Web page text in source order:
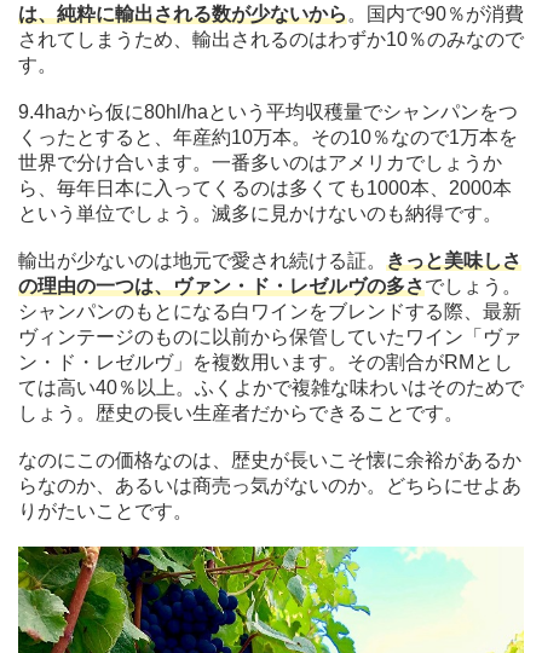
は、純粋に輸出される数が少ないから。国内で90％が消費
されてしまうため、輸出されるのはわずか10％のみなので
す。
9.4haから仮に80hl/haという平均収穫量でシャンパンをつ
くったとすると、年産約10万本。その10％なので1万本を
世界で分け合います。一番多いのはアメリカでしょうか
ら、毎年日本に入ってくるのは多くても1000本、2000本
という単位でしょう。滅多に見かけないのも納得です。
輸出が少ないのは地元で愛され続ける証。 きっと美味しさ
の理由の一つは、ヴァン・ド・レゼルヴの多さでしょう。
シャンパンのもとになる白ワインをブレンドする際、最新
ヴィンテージのものに以前から保管していたワイン「ヴァ
ン・ド・レゼルヴ」を複数用います。その割合がRMとし
ては高い40％以上。ふくよかで複雑な味わいはそのためで
しょう。歴史の長い生産者だからできることです。
なのにこの価格なのは、歴史が長いこそ懐に余裕があるか
らなのか、あるいは商売っ気がないのか。どちらにせよあ
りがたいことです。